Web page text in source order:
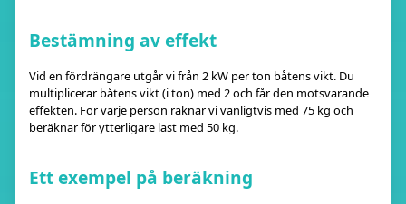
Bestämning av effekt
Vid en fördrängare utgår vi från 2 kW per ton båtens vikt. Du
multiplicerar båtens vikt (i ton) med 2 och får den motsvarande
effekten. För varje person räknar vi vanligtvis med 75 kg och
beräknar för ytterligare last med 50 kg.
Ett exempel på beräkning